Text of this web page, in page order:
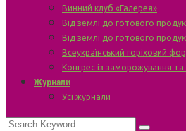
Винний клуб «Галерея»
Від землі до готового
Від землі до готового
Всеукраїнський горіховий
Конгрес із заморожування та
Журнали
Усі журнали